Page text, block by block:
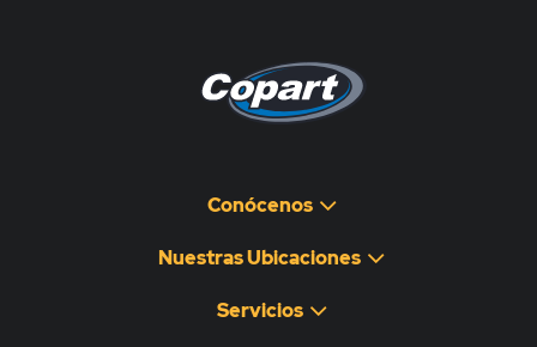
Conócenos
Nuestras Ubicaciones
Servicios